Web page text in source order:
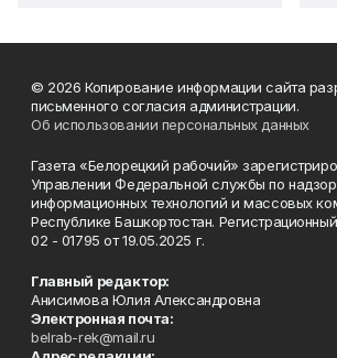
© 2026 Копирование информации сайта
письменного согласия администрации.
Об использовании персональных данных
Газета «Белорецкий рабочий»
Управлении Федеральной службы по
информационных технологий и массовых
Республике Башкортостан.
02 - 01795 от 19.05.2025 г.
Главный редактор:
Анисимова Юлия Александровна
Электронная почта:
belrab-rek@mail.ru